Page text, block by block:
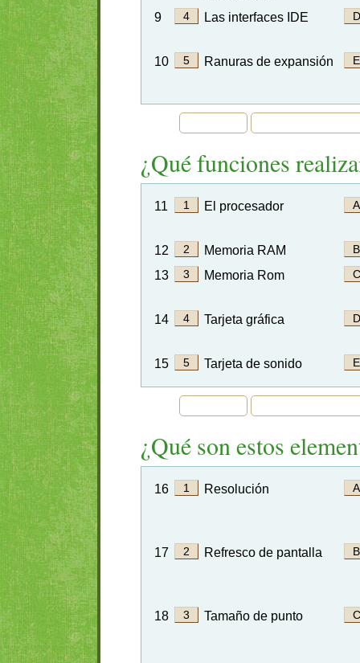
9
Las interfaces IDE
10 Ranuras de expansión
¿Qué funciones
11 El procesador
12
Memoria RAM
13
Memoria Rom
14 Tarjeta gráfica
15 Tarjeta de sonido
¿Qué son estos
16 Resolución
17 Refresco de pantalla
18 Tamaño de punto